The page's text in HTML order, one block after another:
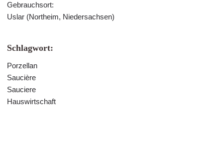
Gebrauchsort:
Uslar (Northeim, Niedersachsen)
Schlagwort:
Porzellan
Saucière
Sauciere
Hauswirtschaft